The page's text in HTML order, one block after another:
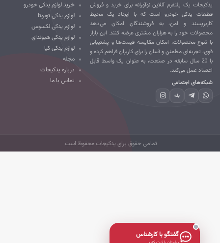
یک پلتفرم آنلاین نوآورانه برای خرید و فروش
یدکی خودرو است که با ایجاد یک محیط
و امن، به فروشندگان امکان می‌دهد
خود را به هزاران مشتری عرضه کنند. این بازار
تنوع محصولات، امکان مقایسه قیمت‌ها و پشتیبانی
تجربه‌ای مطمئن و آسان را برای کاربران فراهم کرده و
با 20 سال سابقه در صنعت، به عنوان یک واسط قابل
عمل می‌کند.
اجتماعی
بله
خرید لوازم یدکی خودرو
لوازم یدکی تویوتا
لوازم یدکی لکسوس
لوازم یدکی هیوندای
لوازم یدکی کیا
مجله
درباره یدکیجات
تماس با ما
تمامی حقوق برای یدکیجات محفوظ است.
گفتگو با کارشناس
پیامتان را ثبت کنید